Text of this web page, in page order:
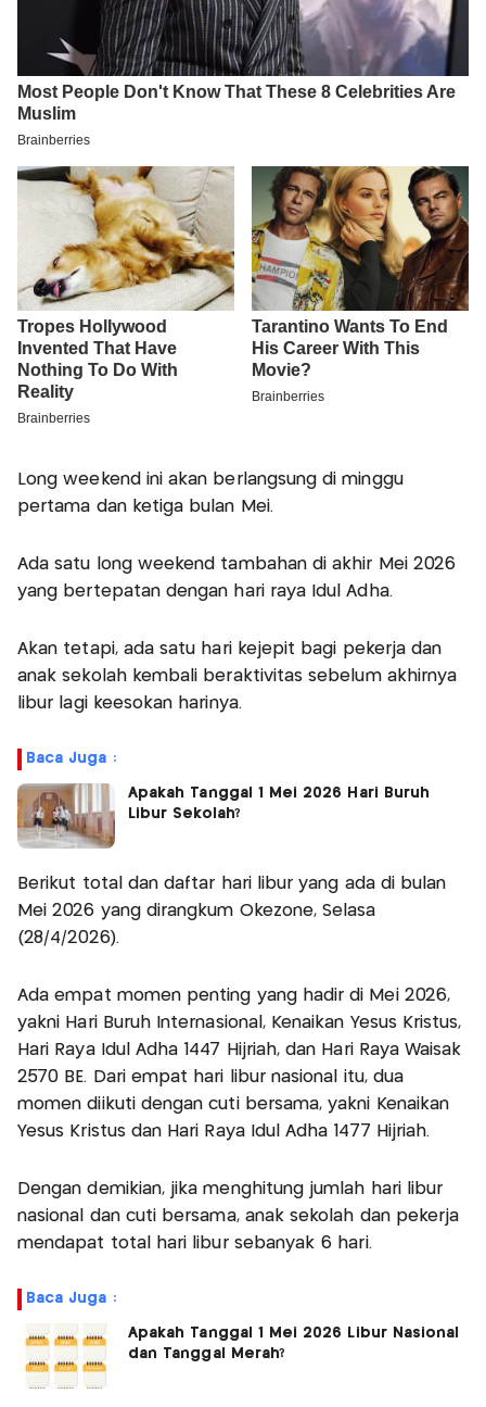
Long weekend ini akan berlangsung di minggu
pertama dan ketiga bulan Mei.
Ada satu long weekend tambahan di akhir Mei 2026
yang bertepatan dengan hari raya Idul Adha.
Akan tetapi, ada satu hari kejepit bagi pekerja dan
anak sekolah kembali beraktivitas sebelum akhirnya
libur lagi keesokan harinya.
Baca Juga :
Apakah Tanggal 1 Mei 2026 Hari Buruh
Libur Sekolah?
Berikut total dan daftar hari libur yang ada di bulan
Mei 2026 yang dirangkum Okezone, Selasa
(28/4/2026).
Ada empat momen penting yang hadir di Mei 2026,
yakni Hari Buruh Internasional, Kenaikan Yesus Kristus,
Hari Raya Idul Adha 1447 Hijriah, dan Hari Raya Waisak
2570 BE. Dari empat hari libur nasional itu, dua
momen diikuti dengan cuti bersama, yakni Kenaikan
Yesus Kristus dan Hari Raya Idul Adha 1477 Hijriah.
Dengan demikian, jika menghitung jumlah hari libur
nasional dan cuti bersama, anak sekolah dan pekerja
mendapat total hari libur sebanyak 6 hari.
Baca Juga :
Apakah Tanggal 1 Mei 2026 Libur Nasional
dan Tanggal Merah?